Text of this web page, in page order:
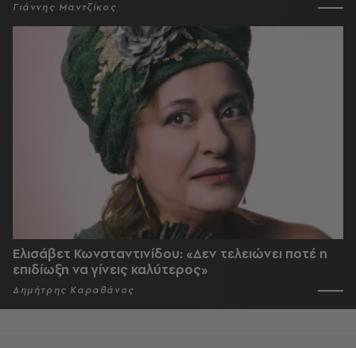
Γιάννης Μαντζίκος
Ελισάβετ Κωνσταντινίδου: «Δεν τελειώνει ποτέ η
επιδίωξη να γίνεις καλύτερος»
Δημήτρης Καραθάνος